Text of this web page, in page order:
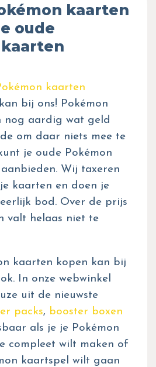
kaarten
oude
kaarten
bij ons! Pokémon
nog aardig wat geld
om daar niets mee te
je oude Pokémon
Wij taxeren
kaarten en doen je
bod. Over de prijs
valt helaas niet te
kaarten kopen kan bij
In onze webwinkel
uit de nieuwste
packs, booster boxen
als je je Pokémon
compleet wilt maken of
kaartspel wilt gaan